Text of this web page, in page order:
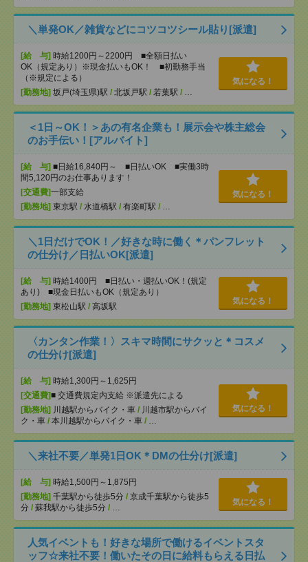
＼単発OK／雑貨などにコツコツシール貼り[派遣]
[給 与] 時給1200円～2200円 ■全額日払い
OK（規定あり）※現金払いもOK！ ■初勤務手当
（※規定による）
[勤務地] 坂戸(埼玉県)駅 / 北坂戸駅 / 若葉駅 / …
気になる！
＜1日～OK！＞あの有名企業も！展示会や株主総会
のお手伝い！[アルバイト]
[給 与] ■日給16,840円～ ■日払いOK ■実働3時
間5,120円のお仕事あります！
[交通費]一部支給
[勤務地] 東京駅 / 水道橋駅 / 有楽町駅 / …
気になる！
＼1日だけでOK！／好きな時に働く＊パンフレット
の仕分け／日払いOK[派遣]
[給 与] 時給1400円 ■日払い・週払いOK！(規定
あり) ■現金日払いもOK（規定あり）
[勤務地] 東松山駅 / 高坂駅
気になる！
〈カンタン作業！〉スキマ時間にサクッと＊コスメ
の仕分け[派遣]
[給 与] 時給1,300円～1,625円
[交通費]■ 交通費規定内支給 ※派遣先による
[勤務地] 川越駅からバイク・車 / 川越市駅からバイ
ク・車 / 本川越駅からバイク・車 / …
気になる！
＼来社不要／単発1日OK＊DMの仕分け[派遣]
[給 与] 時給1,500円～1,875円
[勤務地] 千葉駅から徒歩5分 / 京成千葉駅から徒歩5
分 / 蘇我駅から徒歩5分 / …
気になる！
人気イベントも！好きな場所で働けるイベントスタ
ッフ☆来社不要！働いたその日に給料もらえる日払